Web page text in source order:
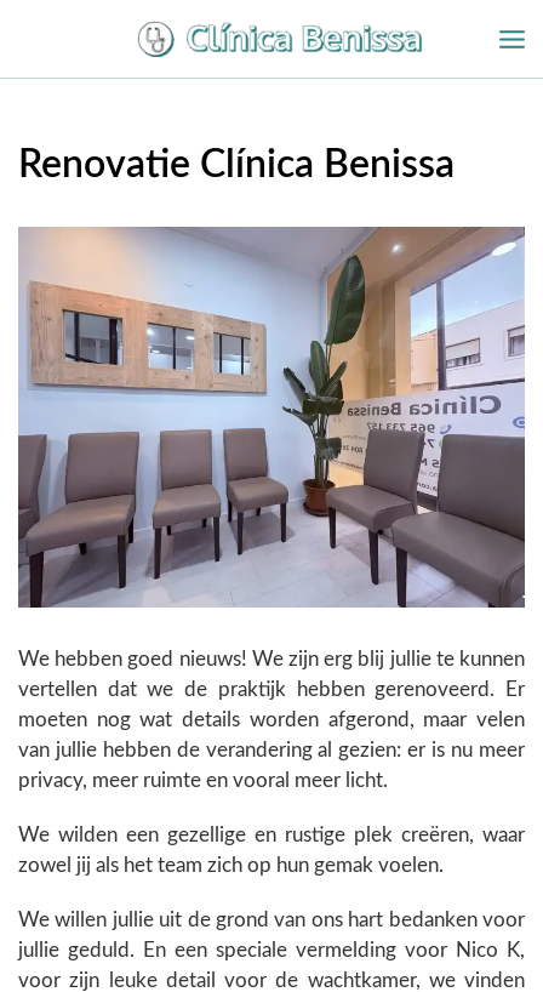
inhoud
Renovatie Clínica Benissa
We hebben goed nieuws! We zijn erg blij jullie te kunnen
vertellen dat we de praktijk hebben gerenoveerd. Er
moeten nog wat details worden afgerond, maar velen
van jullie hebben de verandering al gezien: er is nu meer
privacy, meer ruimte en vooral meer licht.
We wilden een gezellige en rustige plek creëren, waar
zowel jij als het team zich op hun gemak voelen.
We willen jullie uit de grond van ons hart bedanken voor
jullie geduld. En een speciale vermelding voor Nico K,
voor zijn leuke detail voor de wachtkamer, we vinden